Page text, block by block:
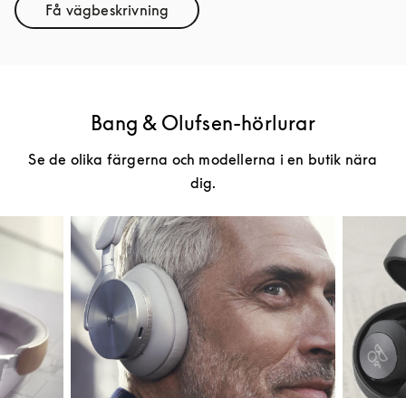
Få vägbeskrivningLink Opens in New Tab
Bang & Olufsen-hörlurar
Se de olika färgerna och modellerna i en butik nära
dig.